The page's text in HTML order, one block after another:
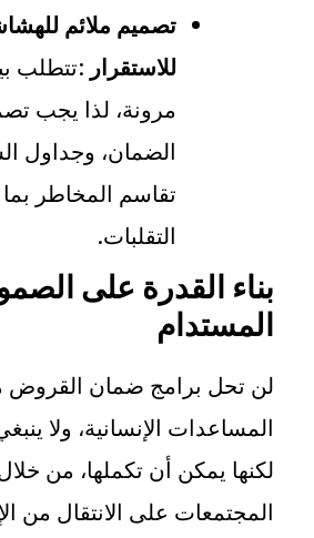
تصميم ملائم
للاستقرار: تتطلب
مرونة، لذا يجب
الضمان، وجداول
تقاسم المخاطر بما
التقلبات.
بناء القدرة على
المستدام
لن تحل برامج ضمان القروض
المساعدات الإنسانية، ولا
لكنها يمكن أن تكملها، من
المجتمعات على الانتقال من